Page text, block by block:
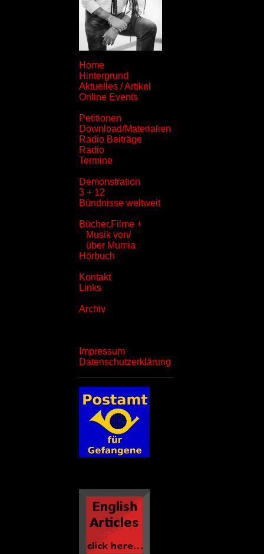
Home
Hintergrund
Aktuelles / Artikel
Online Events
Petitionen
Download/Materialien
Radio Beiträge
Radio
Termine
Demonstration
3 + 12
Bündnisse weltweit
Bücher,Filme +
Musik von/
über Mumia
Hörbuch
Kontakt
Links
Archiv
Impressum
Datenschutzerklärung